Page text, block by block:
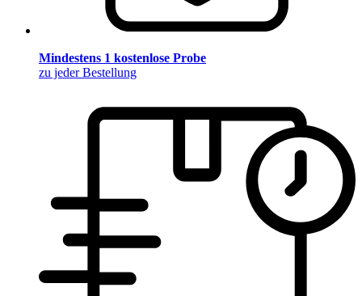
Mindestens 1 kostenlose Probe
zu jeder Bestellung